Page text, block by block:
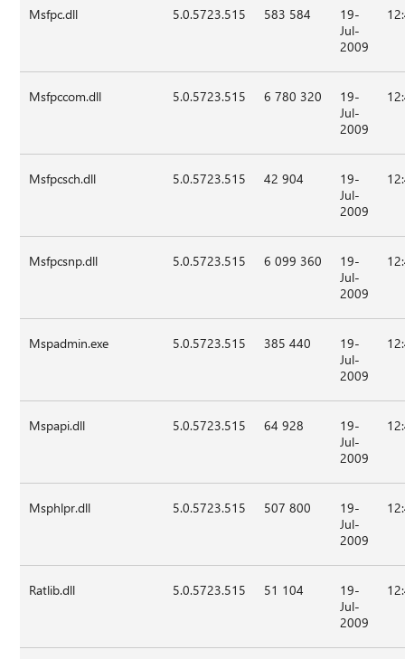
Msfpc.dll 5.0.5723.515 583 584
19-
Jul-
2009
Msfpccom.dll 5.0.5723.515 6 780 320
19-
Jul-
2009
Msfpcsch.dll 5.0.5723.515 42 904
19-
Jul-
2009
Msfpcsnp.dll 5.0.5723.515 6 099 360
19-
Jul-
2009
Mspadmin.exe 5.0.5723.515 385 440
19-
Jul-
2009
Mspapi.dll 5.0.5723.515 64 928
19-
Jul-
2009
Msphlpr.dll 5.0.5723.515 507 800
19-
Jul-
2009
Ratlib.dll 5.0.5723.515 51 104
19-
Jul-
2009